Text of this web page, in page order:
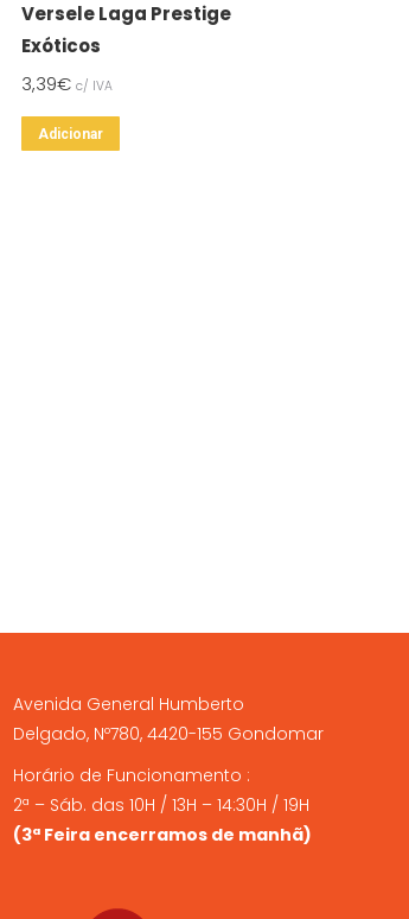
Versele Laga Prestige
Exóticos
3,39€ c/ IVA
Adicionar
Avenida General Humberto
Delgado, Nº780, 4420-155 Gondomar
Horário de Funcionamento :
2ª – Sáb. das 10H / 13H – 14:30H / 19H
(3ª Feira encerramos de manhã)